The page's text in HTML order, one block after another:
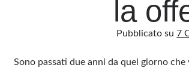
la
Pubblicato su7
Sono passati due anni da quel giorno